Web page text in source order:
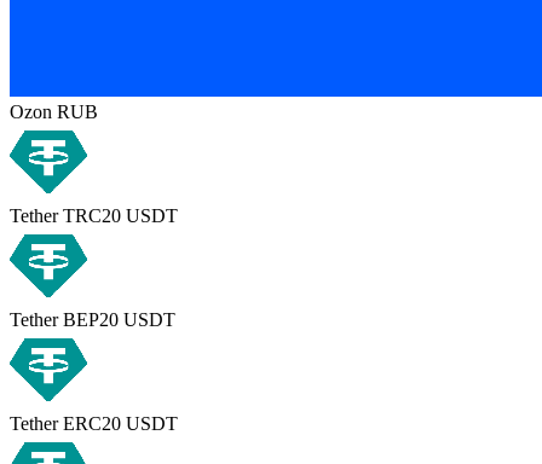
Ozon RUB
Tether TRC20 USDT
Tether BEP20 USDT
Tether ERC20 USDT